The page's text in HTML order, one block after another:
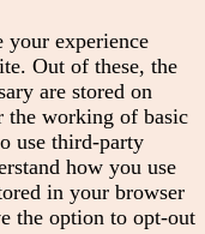
your experience
Out of these, the
are stored on
the working of basic
use third-party
how you use
in your browser
the option to opt-out